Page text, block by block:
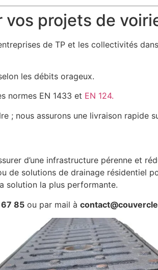
projets de
de TP et les collectivités
les débits orageux.
normes EN 1433 et EN 124.
; nous assurons une livraison rapide
d’une infrastructure pérenne et
de solutions de drainage résidentiel
solution la plus performante.
85ou par mail à